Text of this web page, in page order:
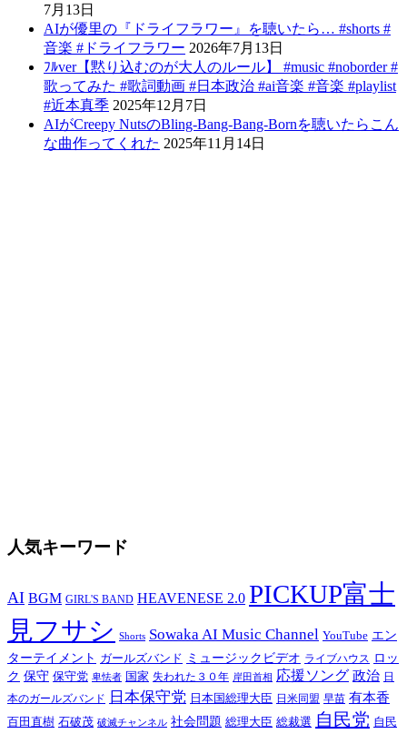
7月13日
AIが優里の『ドライフラワー』を聴いたら… #shorts #
音楽 #ドライフラワー 2026年7月13日
ﾌﾙver【黙り込むのが大人のルール】 #music #noborder #
歌ってみた #歌詞動画 #日本政治 #ai音楽 #音楽 #playlist
#近本真季 2025年12月7日
AIがCreepy NutsのBling-Bang-Bang-Bornを聴いたらこん
な曲作ってくれた 2025年11月14日
人気キーワード
AI BGM GIRL'S BAND HEAVENESE 2.0 PICKUP富士
見フサシ Shorts Sowaka AI Music Channel YouTube エン
ターテイメント ガールズバンド ミュージックビデオ ライブハウス ロッ
ク 保守 保守党 卑怯者 国家 失われた３０年 岸田首相 応援ソング 政治 日
本のガールズバンド
日本保守党 日本国総理大臣 日米同盟 早苗 有本香
百田直樹 石破茂 破滅チャンネル 社会問題 総理大臣 総裁選 自民党 自民